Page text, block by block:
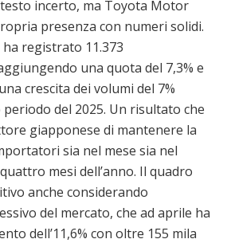
incerto, ma Toyota Motor
presenza con numeri solidi.
registrato 11.373
una quota del 7,3% e
crescita dei volumi del 7%
del 2025. Un risultato che
giapponese di mantenere la
sia nel mese sia nel
mesi dell’anno. Il quadro
anche considerando
del mercato, che ad aprile ha
dell’11,6% con oltre 155 mila